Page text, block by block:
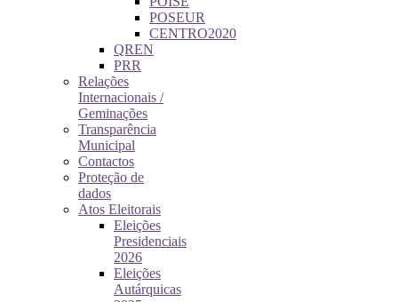
POSEUR
CENTRO2020
QREN
PRR
Relações
Internacionais /
Geminações
Transparência
Municipal
Contactos
Proteção de
dados
Atos Eleitorais
Eleições
Presidenciais
2026
Eleições
Autárquicas